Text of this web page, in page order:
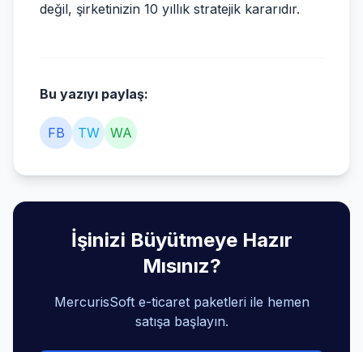
değil, şirketinizin 10 yıllık stratejik kararıdır.
Bu yazıyı paylaş:
FB TW WA
İşinizi Büyütmeye Hazır
Mısınız?
MercurisSoft e-ticaret paketleri ile hemen
satışa başlayın.